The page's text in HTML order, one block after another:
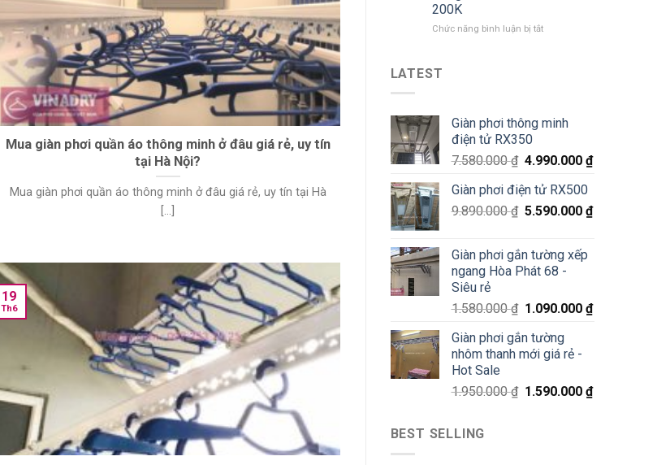
Mua giàn phơi quần áo thông minh ở đâu giá rẻ, uy tín
tại Hà Nội?
Mua giàn phơi quần áo thông minh ở đâu giá rẻ, uy tín tại Hà
[...]
19
Th6
Lê
Hoà
Đa
200K
Chức năng bình luận bị tắtở
Đông
Sale
chỉ
200K
LATEST
Giàn phơi thông minh
điện tử RX350
7.580.000₫ 4.990.000₫
Giàn phơi điện tử RX500
9.890.000₫ 5.590.000₫
Giàn phơi gắn tường xếp
ngang Hòa Phát 68 -
Siêu rẻ
1.580.000₫ 1.090.000₫
Giàn phơi gắn tường
nhôm thanh mới giá rẻ -
Hot Sale
1.950.000₫ 1.590.000₫
BEST SELLING